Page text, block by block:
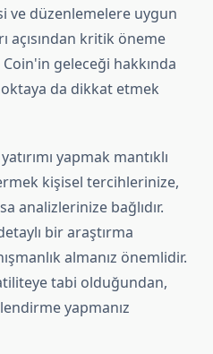
ve düzenlemelere uygun
açısından kritik öneme
Coin'in geleceği hakkında
da dikkat etmek
yapmak mantıklı
kişisel tercihlerinize,
analizlerinize bağlıdır.
bir araştırma
almanız önemlidir.
tabi olduğundan,
yapmanız